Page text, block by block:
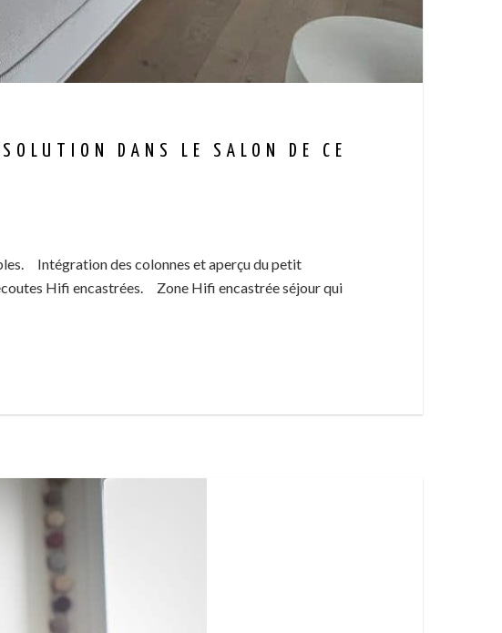
DANS LE SALON DE CE
Intégration des colonnes et aperçu du petit
Hifi encastrées. Zone Hifi encastrée séjour qui